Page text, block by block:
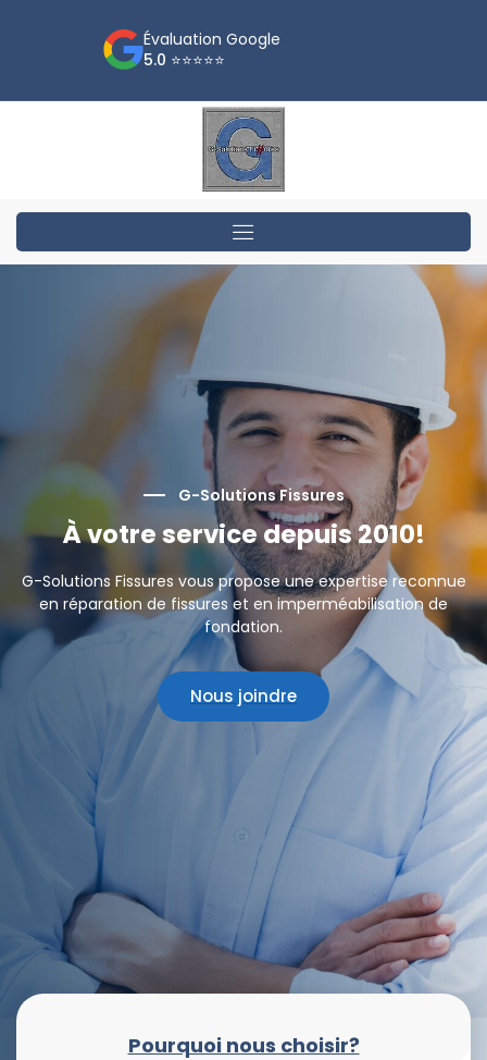
Évaluation Google
5.0 ⭐⭐⭐⭐⭐
G-Solutions Fissures
À votre service depuis 2010!
G-Solutions Fissures vous propose une expertise reconnue
en réparation de fissures et en imperméabilisation de
fondation.
Nous joindre
Pourquoi nous choisir?